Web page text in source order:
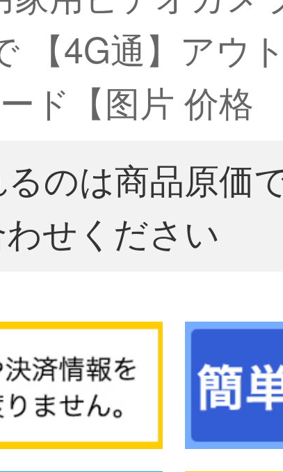
【4G通】アウ
ド【图片 价格
のは商品原価
せください